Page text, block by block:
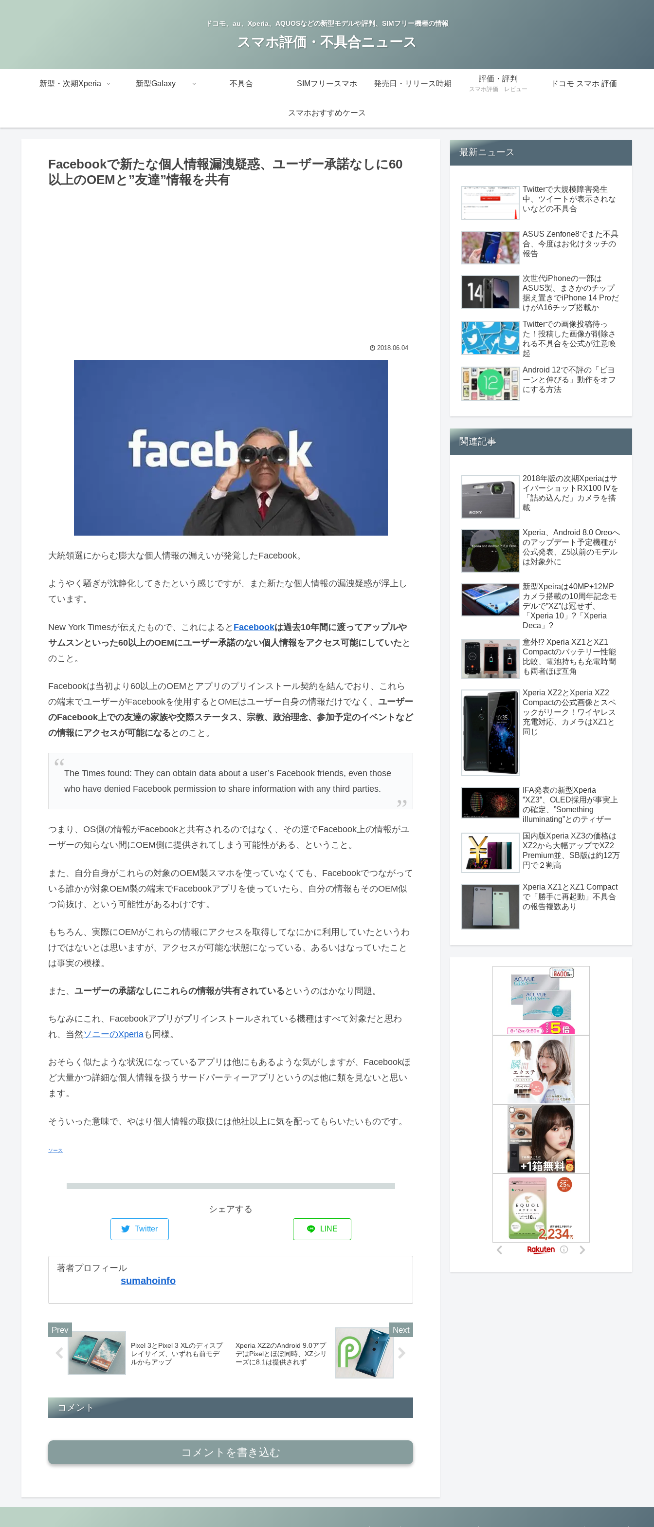
ドコモ、au、Xperia、AQUOSなどの新型モデルや評判、SIMフリー機種の情報
スマホ評価・不具合ニュース
新型・次期Xperia 新型Galaxy 不具合 SIMフリースマホ 発売日・リリース時期
評価・評判
スマホ評価 レビュー
ドコモ スマホ 評価
スマホおすすめケース
Facebookで新たな個人情報漏洩疑惑、ユーザー承諾なしに60
以上のOEMと”友達”情報を共有
2018.06.04
大統領選にからむ膨大な個人情報の漏えいが発覚したFacebook。
ようやく騒ぎが沈静化してきたという感じですが、また新たな個人情報の漏洩疑惑が浮上し
ています。
New York Timesが伝えたもので、これによると Facebookは過去10年間に渡ってアップルや
サムスンといった60以上のOEMにユーザー承諾のない個人情報をアクセス可能にしていた と
のこと。
Facebookは当初より60以上のOEMとアプリのプリインストール契約を結んでおり、これら
の端末でユーザーがFacebookを使用するとOMEはユーザー自身の情報だけでなく、 ユーザー
のFacebook上での友達の家族や交際ステータス、宗教、政治理念、参加予定のイベントなど
の情報にアクセスが可能になる とのこと。
The Times found: They can obtain data about a user’s Facebook friends, even those
who have denied Facebook permission to share information with any third parties.
つまり、OS側の情報がFacebookと共有されるのではなく、その逆でFacebook上の情報がユ
ーザーの知らない間にOEM側に提供されてしまう可能性がある、ということ。
また、自分自身がこれらの対象のOEM製スマホを使っていなくても、Facebookでつながって
いる誰かが対象OEM製の端末でFacebookアプリを使っていたら、自分の情報もそのOEM似
つ筒抜け、という可能性があるわけです。
もちろん、実際にOEMがこれらの情報にアクセスを取得してなにかに利用していたというわ
けではないとは思いますが、アクセスが可能な状態になっている、あるいはなっていたこと
は事実の模様。
また、 ユーザーの承諾なしにこれらの情報が共有されている というのはかなり問題。
ちなみにこれ、Facebookアプリがプリインストールされている機種はすべて対象だと思わ
れ、当然ソニーのXperiaも同様。
おそらく似たような状況になっているアプリは他にもあるような気がしますが、Facebookほ
ど大量かつ詳細な個人情報を扱うサードパーティーアプリというのは他に類を見ないと思い
ます。
そういった意味で、やはり個人情報の取扱には他社以上に気を配ってもらいたいものです。
ソース
シェアする
Twitter LINE
著者プロフィール
sumahoinfo
Pixel 3とPixel 3 XLのディスプ
レイサイズ、いずれも前モデ
ルからアップ
Xperia XZ2のAndroid 9.0アプ
デはPixelとほぼ同時、XZシリ
ーズに8.1は提供されず
コメント
コメントを書き込む
最新ニュース
Twitterで大規模障害発生
中、ツイートが表示されな
いなどの不具合
ASUS Zenfone8でまた不具
合、今度はお化けタッチの
報告
次世代iPhoneの一部は
ASUS製、まさかのチップ
据え置きでiPhone 14 Proだ
けがA16チップ搭載か
Twitterでの画像投稿待っ
た！投稿した画像が削除さ
れる不具合を公式が注意喚
起
Android 12で不評の「ビヨ
ーンと伸びる」動作をオフ
にする方法
関連記事
2018年版の次期Xperiaはサ
イバーショットRX100 IVを
「詰め込んだ」カメラを搭
載
Xperia、Android 8.0 Oreoへ
のアップデート予定機種が
公式発表、Z5以前のモデル
は対象外に
新型Xpeiraは40MP+12MP
カメラ搭載の10周年記念モ
デルで”XZ”は冠せず、
「Xperia 10」?「Xperia
Deca」?
意外!? Xperia XZ1とXZ1
Compactのバッテリー性能
比較、電池持ちも充電時間
も両者ほぼ互角
Xperia XZ2とXperia XZ2
Compactの公式画像とスペ
ックがリーク！ワイヤレス
充電対応、カメラはXZ1と
同じ
IFA発表の新型Xperia
”XZ3”、OLED採用が事実上
の確定、”Something
illuminating”とのティザー
国内版Xperia XZ3の価格は
XZ2から大幅アップでXZ2
Premium並、SB版は約12万
円で２割高
Xperia XZ1とXZ1 Compact
で「勝手に再起動」不具合
の報告複数あり